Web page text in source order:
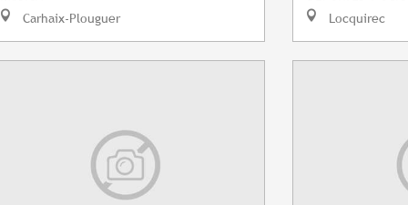
Carhaix-Plouguer
Locquirec